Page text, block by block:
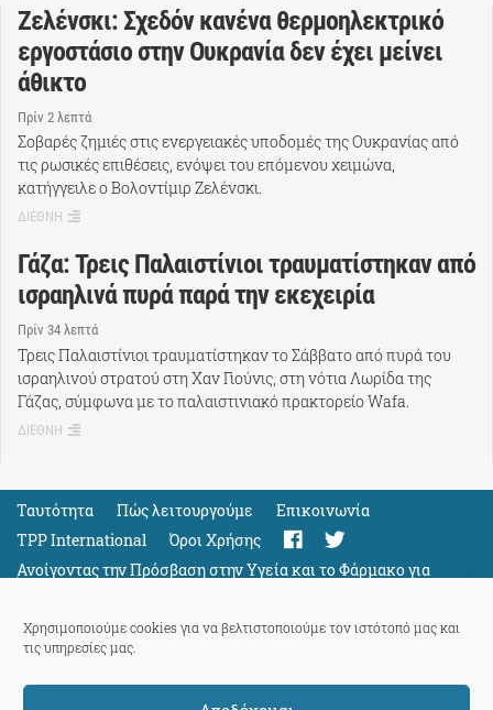
Χρησιμοποιούμε cookies για να βελτιστοποιούμε τον ιστότοπό μας και
τις υπηρεσίες μας.
Ζελένσκι: Σχεδόν κανένα θερμοηλεκτρικό
εργοστάσιο στην Ουκρανία δεν έχει μείνει
άθικτο
Πρίν 2 λεπτά
Σοβαρές ζημιές στις ενεργειακές υποδομές της Ουκρανίας από
τις ρωσικές επιθέσεις, ενόψει του επόμενου χειμώνα,
κατήγγειλε ο Βολοντίμιρ Ζελένσκι.
ΔΙΕΘΝΗ
Γάζα: Τρεις Παλαιστίνιοι τραυματίστηκαν από
ισραηλινά πυρά παρά την εκεχειρία
Πρίν 34 λεπτά
Τρεις Παλαιστίνιοι τραυματίστηκαν το Σάββατο από πυρά του
ισραηλινού στρατού στη Χαν Γιούνις, στη νότια Λωρίδα της
Γάζας, σύμφωνα με το παλαιστινιακό πρακτορείο Wafa.
ΔΙΕΘΝΗ
Ταυτότητα Πώς λειτουργούμε
Eπικοινωνία
TPP International
Όροι Χρήσης
Ανοίγοντας την Πρόσβαση στην Υγεία και το Φάρμακο για
Όλους
Support